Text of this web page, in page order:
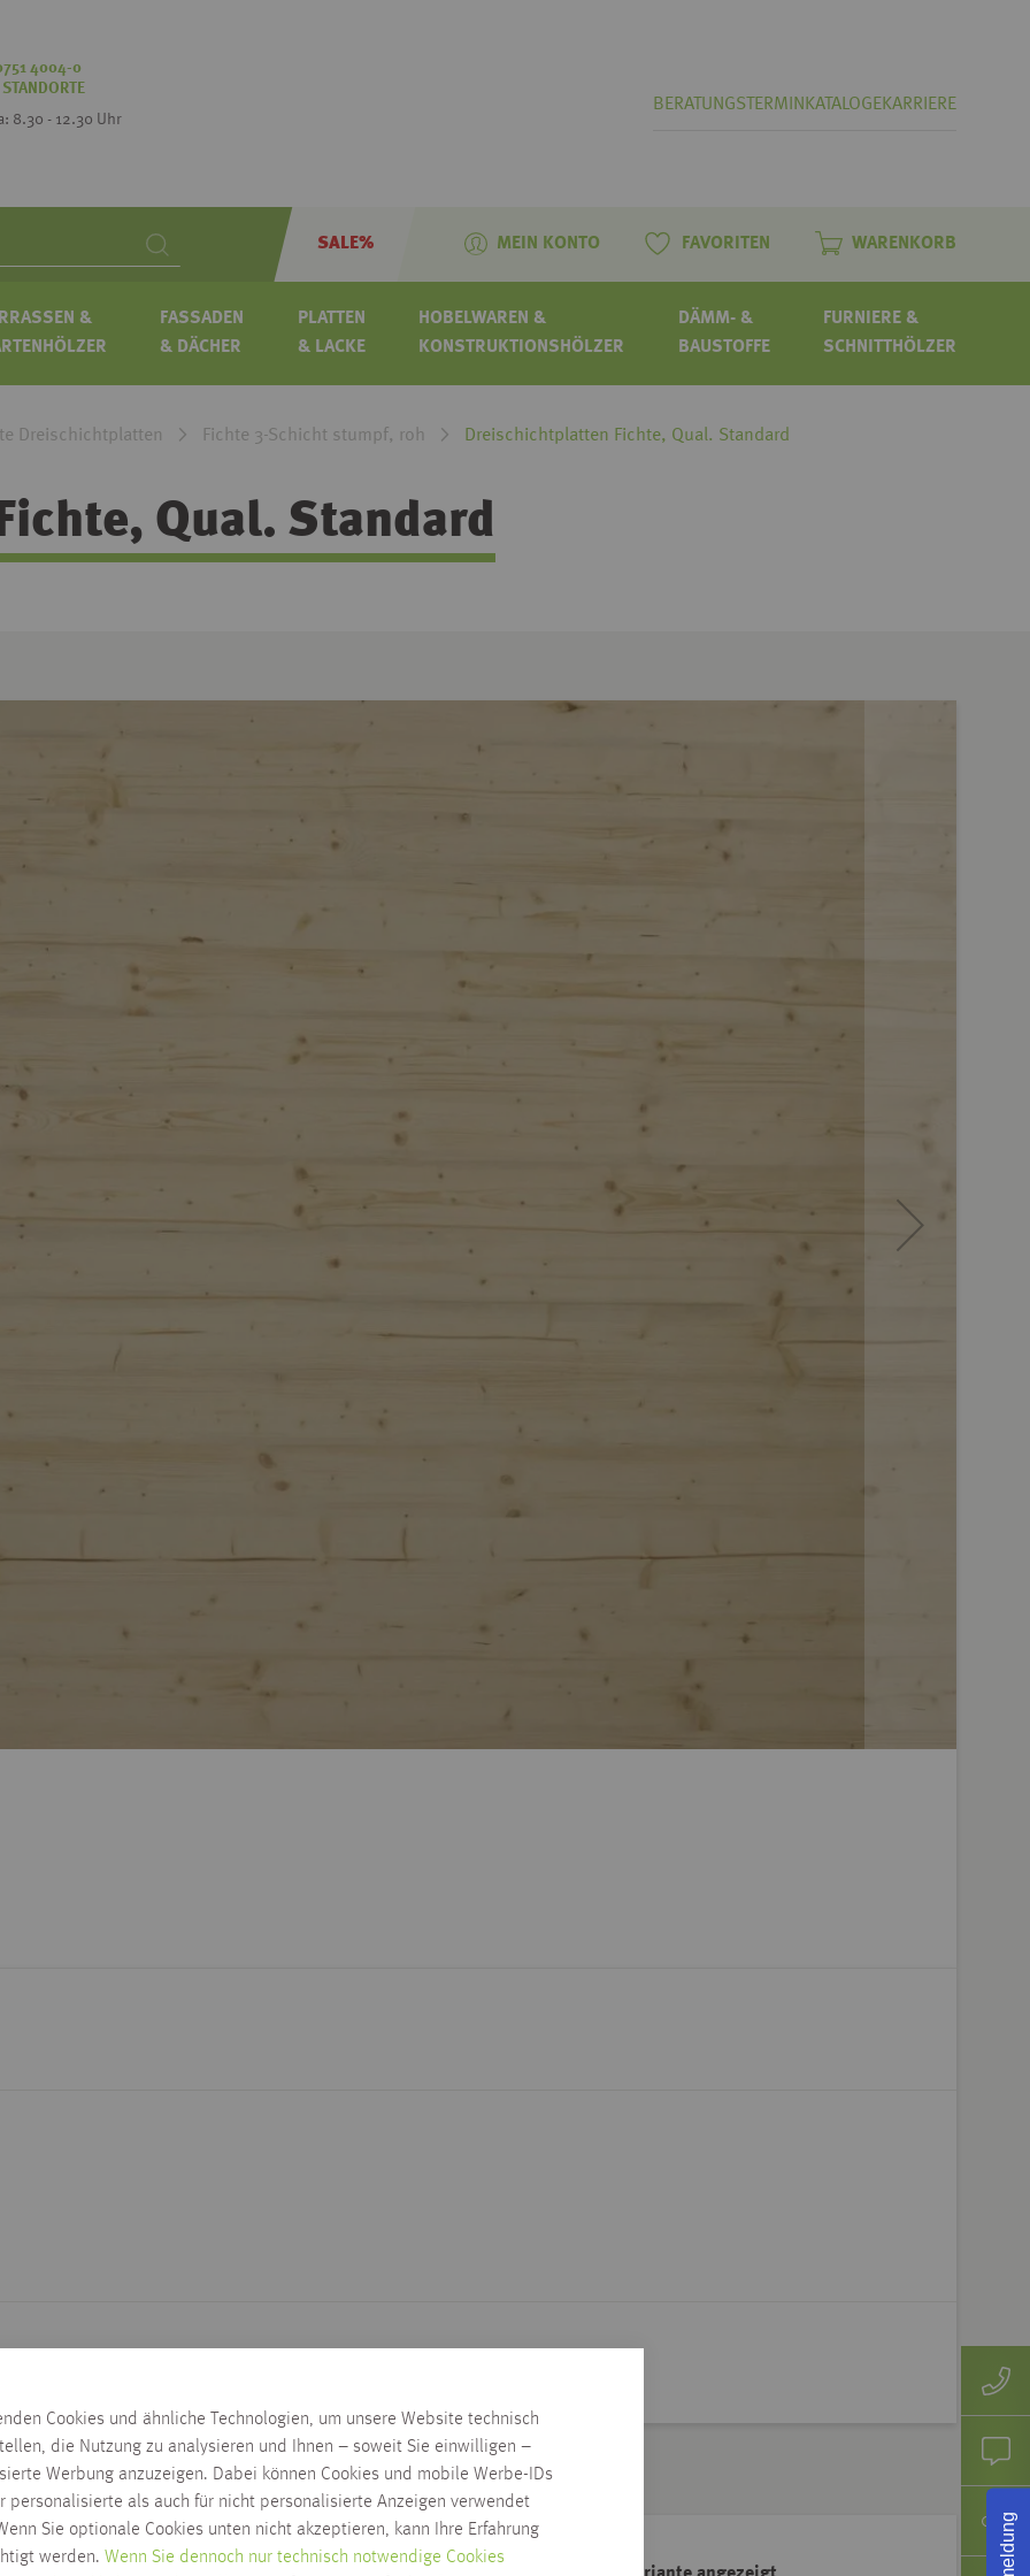
Cookies und ähnliche Technologien, um unsere Website technisch
die Nutzung zu analysieren und Ihnen – soweit Sie einwilligen –
Werbung anzuzeigen. Dabei können Cookies und mobile Werbe-IDs
personalisierte als auch für nicht personalisierte Anzeigen verwendet
Sie optionale Cookies unten nicht akzeptieren, kann Ihre Erfahrung
werden. Wenn Sie dennoch nur technisch notwendige Cookies
4004-0
STANDORTE
8.30 - 12.30 Uhr
BERATUNGSTERMIN KATALOGEKARRIERE
SALE% MEIN KONTO FAVORITEN WARENKORB
&
FASSADEN
& DÄCHER
PLATTEN
& LACKE
HOBELWAREN &
KONSTRUKTIONSHÖLZER
DÄMM- &
BAUSTOFFE
FURNIERE &
SCHNITTHÖLZER
Dreischichtplatten Fichte 3-Schicht stumpf, roh Dreischichtplatten Fichte, Qual. Standard
Qual. Standard